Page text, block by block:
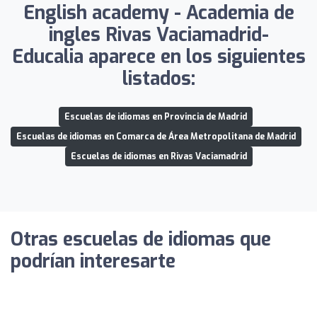
English academy - Academia de
ingles Rivas Vaciamadrid-
Educalia aparece en los siguientes
listados:
Escuelas de idiomas en Provincia de Madrid
Escuelas de idiomas en Comarca de Área Metropolitana de Madrid
Escuelas de idiomas en Rivas Vaciamadrid
Otras escuelas de idiomas que
podrían interesarte